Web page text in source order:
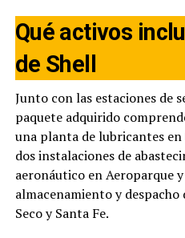
Qué activos
de Shell
Junto con las estaciones de
paquete adquirido
una planta de lubricantes en
dos instalaciones de
aeronáutico en Aeroparque
almacenamiento y
Seco y Santa Fe.